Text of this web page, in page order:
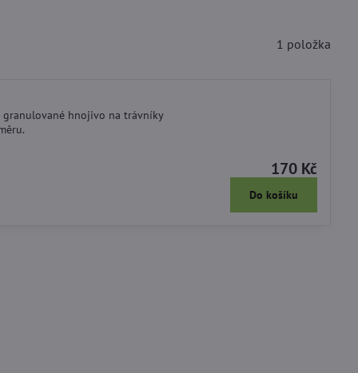
1 položka
granulované hnojivo na trávníky
170 Kč
Do košíku